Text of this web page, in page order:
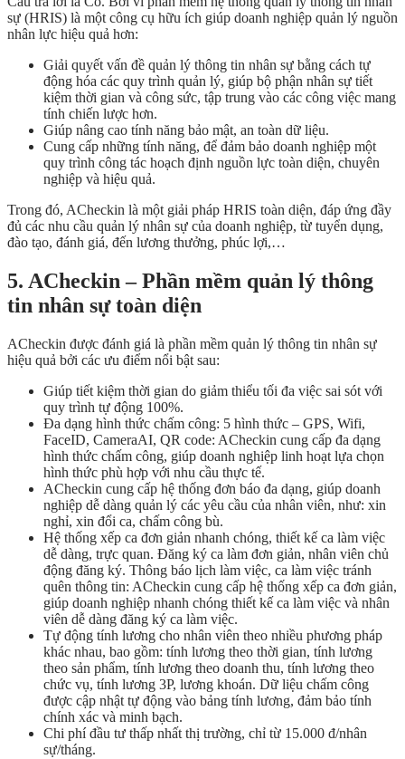
sự (HRIS) là một công cụ hữu ích giúp doanh nghiệp quản lý nguồn
nhân lực hiệu quả hơn:
Giải quyết vấn đề quản lý thông tin nhân sự bằng cách tự
động hóa các quy trình quản lý, giúp bộ phận nhân sự tiết
kiệm thời gian và công sức, tập trung vào các công việc mang
tính chiến lược hơn.
Giúp nâng cao tính năng bảo mật, an toàn dữ liệu.
Cung cấp những tính năng, để đảm bảo doanh nghiệp một
quy trình công tác hoạch định nguồn lực toàn diện, chuyên
nghiệp và hiệu quả.
Trong đó, ACheckin là một giải pháp HRIS toàn diện, đáp ứng đầy
đủ các nhu cầu quản lý nhân sự của doanh nghiệp, từ tuyển dụng,
đào tạo, đánh giá, đến lương thưởng, phúc lợi,…
5. ACheckin – Phần mềm quản lý thông
tin nhân sự toàn diện
ACheckin được đánh giá là phần mềm quản lý thông tin nhân sự
hiệu quả bởi các ưu điểm nổi bật sau:
Giúp tiết kiệm thời gian do giảm thiểu tối đa việc sai sót với
quy trình tự động 100%.
Đa dạng hình thức chấm công: 5 hình thức – GPS, Wifi,
FaceID, CameraAI, QR code: ACheckin cung cấp đa dạng
hình thức chấm công, giúp doanh nghiệp linh hoạt lựa chọn
hình thức phù hợp với nhu cầu thực tế.
ACheckin cung cấp hệ thống đơn báo đa dạng, giúp doanh
nghiệp dễ dàng quản lý các yêu cầu của nhân viên, như: xin
nghỉ, xin đổi ca, chấm công bù.
Hệ thống xếp ca đơn giản nhanh chóng, thiết kế ca làm việc
dễ dàng, trực quan. Đăng ký ca làm đơn giản, nhân viên chủ
động đăng ký. Thông báo lịch làm việc, ca làm việc tránh
quên thông tin: ACheckin cung cấp hệ thống xếp ca đơn giản,
giúp doanh nghiệp nhanh chóng thiết kế ca làm việc và nhân
viên dễ dàng đăng ký ca làm việc.
Tự động tính lương cho nhân viên theo nhiều phương pháp
khác nhau, bao gồm: tính lương theo thời gian, tính lương
theo sản phẩm, tính lương theo doanh thu, tính lương theo
chức vụ, tính lương 3P, lương khoán. Dữ liệu chấm công
được cập nhật tự động vào bảng tính lương, đảm bảo tính
chính xác và minh bạch.
Chi phí đầu tư thấp nhất thị trường, chỉ từ 15.000 đ/nhân
sự/tháng.